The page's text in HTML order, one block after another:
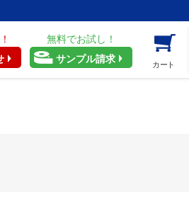
無料でお試し！
サンプル請求
カート